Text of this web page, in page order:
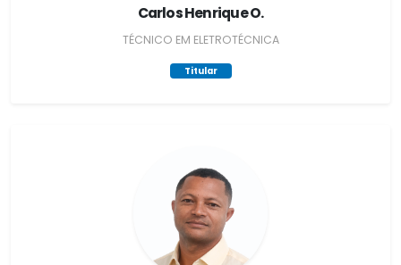
Carlos Henrique O.
TÉCNICO EM ELETROTÉCNICA
Titular